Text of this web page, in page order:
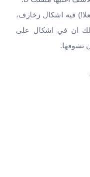
فيه اشكال زخارف،
ان في اشكال على
تشوفها.